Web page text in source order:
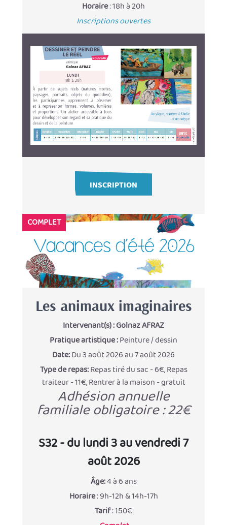
Horaire: 18h à 20h
Inscriptions ouvertes
INSCRIPTION
Les animaux imaginaires
Intervenant(s) :Golnaz AFRAZ
Pratique artistique :Peinture / dessin
Date:Du 3 août 2026 au 7 août 2026
Type de repas:Repas tiré du sac - 6€, Repas
traiteur - 11€, Rentrer à la maison - gratuit
Adhésion annuelle
familiale obligatoire : 22€
S32 - du lundi 3 au vendredi 7
août 2026
Âge:4 à 6 ans
Horaire: 9h-12h & 14h-17h
Tarif: 150€
COMPLET